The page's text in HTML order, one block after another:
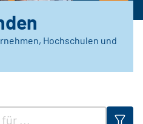
Hochschulen und